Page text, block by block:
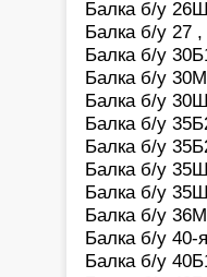
Балка б/у
Балка б/у 27
Балка б/у
Балка б/у
Балка б/у
Балка б/у
Балка б/у
Балка б/у
Балка б/у
Балка б/у
Балка б/у
Балка б/у